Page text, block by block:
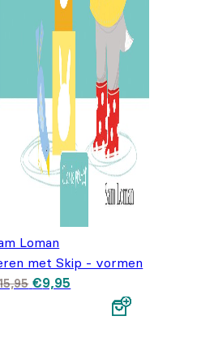
Loman
met Skip - vormen
Oorspronkelijke
prijs was:
€9,95
prijs is: